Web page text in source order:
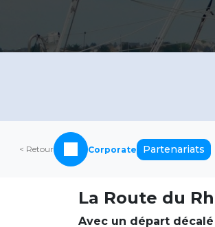
< Retour Corporate Partenariats
La Route du
Avec un départ